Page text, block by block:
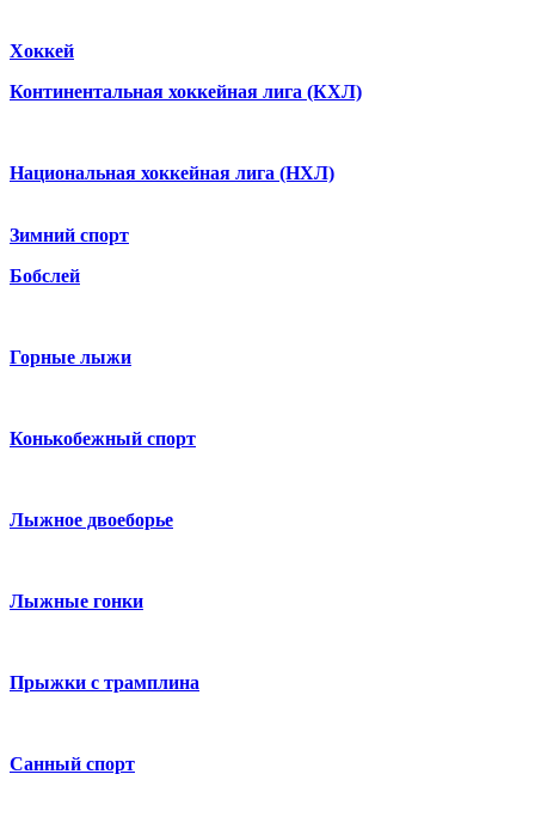
Хоккей
Континентальная хоккейная лига (КХЛ)
Национальная хоккейная лига (НХЛ)
Зимний спорт
Бобслей
Горные лыжи
Конькобежный спорт
Лыжное двоеборье
Лыжные гонки
Прыжки с трамплина
Санный спорт